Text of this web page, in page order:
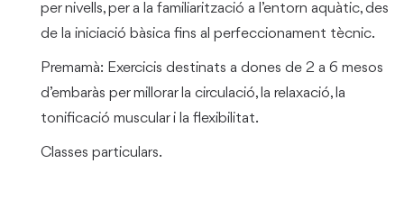
per nivells, per a la familiarització a l’entorn aquàtic, des
de la iniciació bàsica fins al perfeccionament tècnic.
Premamà: Exercicis destinats a dones de 2 a 6 mesos
d’embaràs per millorar la circulació, la relaxació, la
tonificació muscular i la flexibilitat.
Classes particulars.